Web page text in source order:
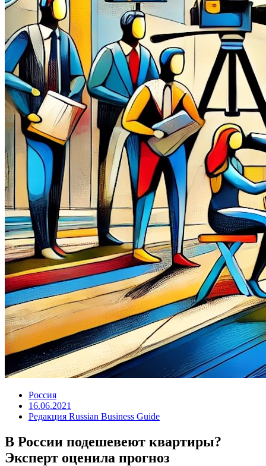
Россия
16.06.2021
Редакция Russian Business Guide
В России подешевеют квартиры?
Эксперт оценила прогноз